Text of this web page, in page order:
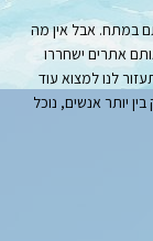
במתח. אבל אין מה
אתרים ישחררו
לנו למצוא עוד
יותר אנשים, נוכל